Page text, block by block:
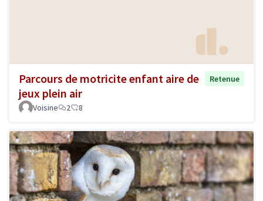
Parcours de motricite enfant aire de
jeux plein air
Retenue
Voisine 2 8